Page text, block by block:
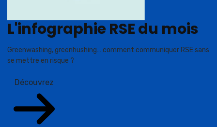
L'infographie RSE du mois
Greenwashing, greenhushing… comment communiquer RSE sans
se mettre en risque ?
Découvrez